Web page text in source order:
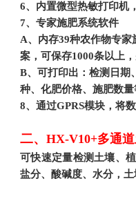
6、内置微型热敏打印机
7、专家施肥系统软件
A、 内存39种农作物专
案，可保存1000条以上
B、可打印出：检测日期
种、化肥价格、施肥数
8、通过GPRS模块，将
二、 HX-V10+多通
可快速定量检测土壤、
盐分、酸碱度、水分，